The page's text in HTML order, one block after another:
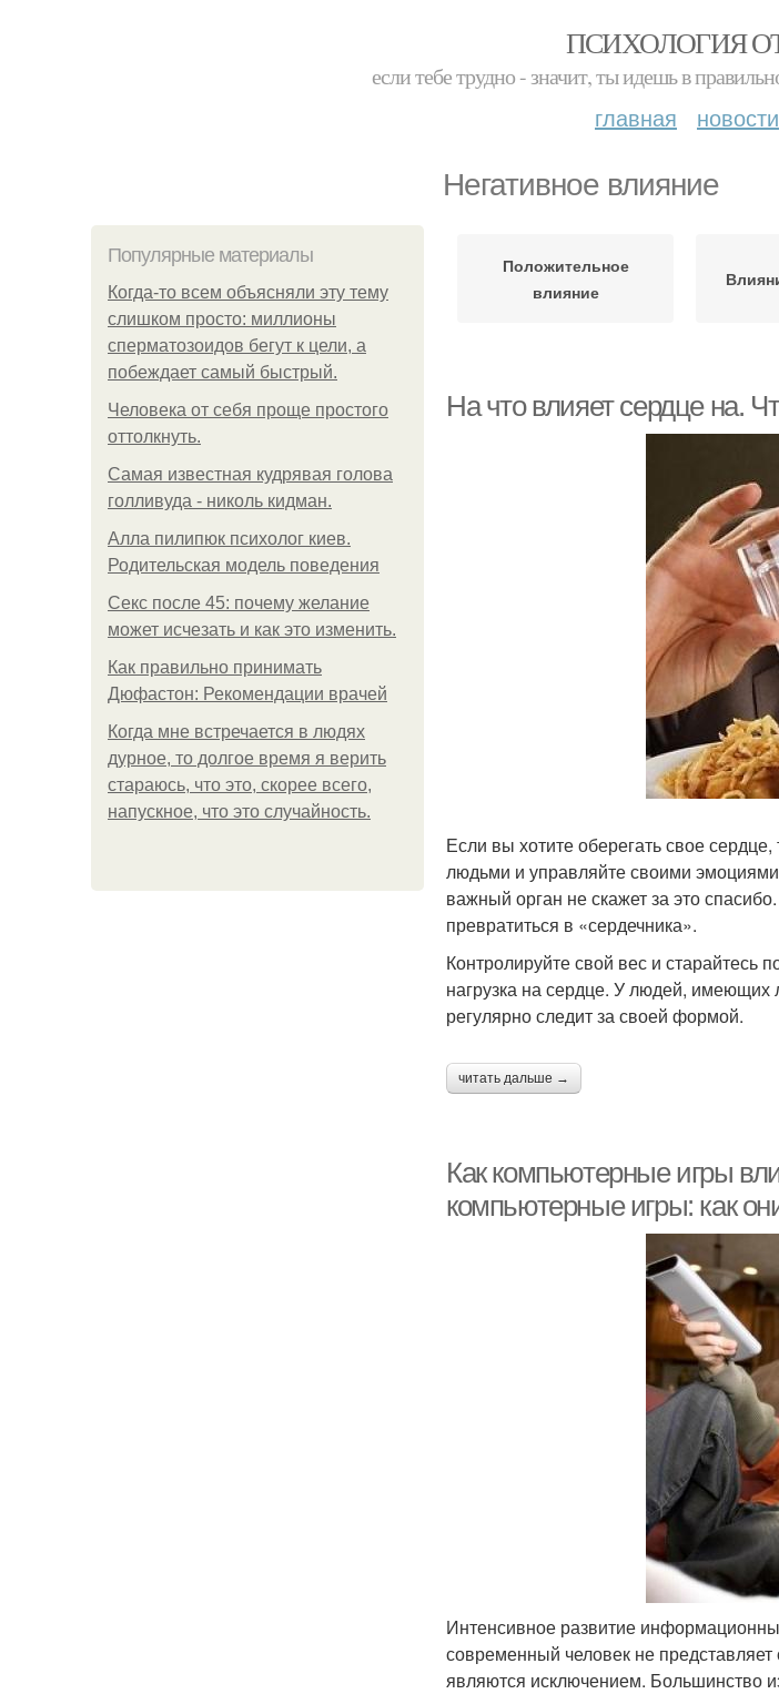
ПСИХОЛОГИЯ
если тебе трудно - значит, ты идешь в
главная новости
Негативное влияние
Популярные материалы
Когда-то всем объясняли эту тему
слишком просто: миллионы
сперматозоидов бегут к цели, а
побеждает самый быстрый.
Человека от себя проще простого
оттолкнуть.
Самая известная кудрявая голова
голливуда - николь кидман.
Алла пилипюк психолог киев.
Родительская модель поведения
Секс после 45: почему желание
может исчезать и как это изменить.
Как правильно принимать
Дюфастон: Рекомендации врачей
Когда мне встречается в людях
дурное, то долгое время я верить
стараюсь, что это, скорее всего,
напускное, что это случайность.
Положительное
влияние
На что влияет сердце на.
Если вы хотите оберегать свое
людьми и управляйте своими
важный орган не скажет за это
превратиться в «сердечника».
Контролируйте свой вес и
нагрузка на сердце. У людей, имеющих
регулярно следит за своей формой.
читать дальше →
Как компьютерные игры
компьютерные игры: как
Интенсивное развитие
современный человек не
являются исключением. Большинство